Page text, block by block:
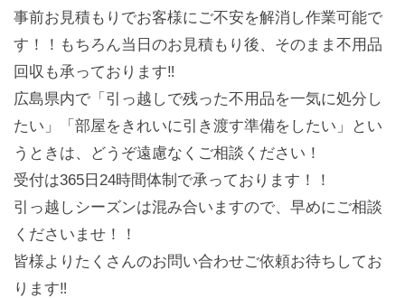
事前お見積もりでお客様にご不安を解消し作業可能で
す！！もちろん当日のお見積もり後、そのまま不用品
回収も承っております‼️
広島県内で「引っ越しで残った不用品を一気に処分し
たい」「部屋をきれいに引き渡す準備をしたい」とい
うときは、どうぞ遠慮なくご相談ください！
受付は365日24時間体制で承っております！！
引っ越しシーズンは混み合いますので、早めにご相談
くださいませ！！
皆様よりたくさんのお問い合わせご依頼お待ちしてお
ります‼️